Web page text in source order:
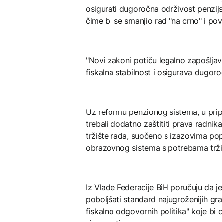
osigurati dugoročna održivost
čime bi se smanjio rad "na crno" i
"Novi zakoni potiču legalno
fiskalna stabilnost i osigurava
Uz reformu penzionog sistema, u
trebali dodatno zaštititi prava
tržište rada, suočeno s izazovima
obrazovnog sistema s potrebama
Iz Vlade Federacije BiH poručuju da
poboljšati standard najugroženijih
fiskalno odgovornih politika" koje bi